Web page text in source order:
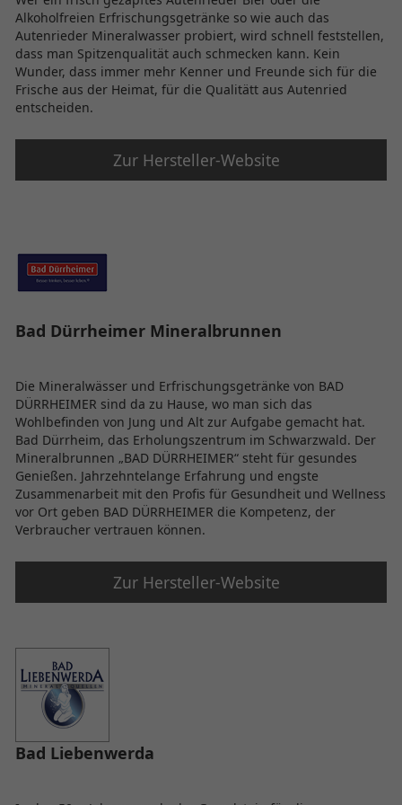
Alkoholfreien Erfrischungsgetränke so wie auch das
Autenrieder Mineralwasser probiert, wird schnell feststellen,
dass man Spitzenqualität auch schmecken kann. Kein
Wunder, dass immer mehr Kenner und Freunde sich für die
Frische aus der Heimat, für die Qualitätt aus Autenried
entscheiden.
Zur Hersteller-Website
Bad Dürrheimer Mineralbrunnen
Die Mineralwässer und Erfrischungsgetränke von BAD
DÜRRHEIMER sind da zu Hause, wo man sich das
Wohlbefinden von Jung und Alt zur Aufgabe gemacht hat.
Bad Dürrheim, das Erholungszentrum im Schwarzwald. Der
Mineralbrunnen „BAD DÜRRHEIMER“ steht für gesundes
Genießen. Jahrzehntelange Erfahrung und engste
Zusammenarbeit mit den Profis für Gesundheit und Wellness
vor Ort geben BAD DÜRRHEIMER die Kompetenz, der
Verbraucher vertrauen können.
Zur Hersteller-Website
Bad Liebenwerda